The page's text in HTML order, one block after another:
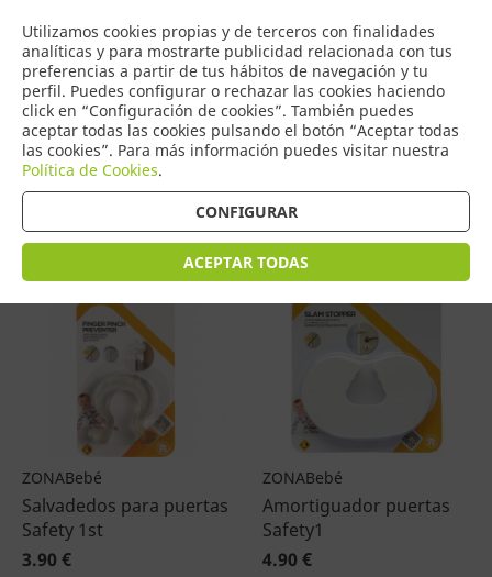
Utilizamos cookies propias y de terceros con finalidades
analíticas y para mostrarte publicidad relacionada con tus
preferencias a partir de tus hábitos de navegación y tu
perfil. Puedes configurar o rechazar las cookies haciendo
click en “Configuración de cookies”. También puedes
aceptar todas las cookies pulsando el botón “Aceptar todas
las cookies”. Para más información puedes visitar nuestra
Política de Cookies.
CONFIGURAR
ACEPTAR TODAS
0
COMERCIO
DE TORRIJOS
Productos (4)
Ordenar por precio
ZONABebé
Salvadedos para puertas
Safety 1st
3.90 €
ZONABebé
Amortiguador puertas
Safety1
4.90 €